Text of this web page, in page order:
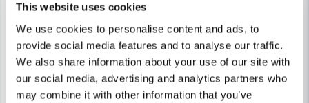
This website uses cookies
We use cookies to personalise content and ads, to
provide social media features and to analyse our traffic.
We also share information about your use of our site with
our social media, advertising and analytics partners who
may combine it with other information that you’ve
Skicka fråga